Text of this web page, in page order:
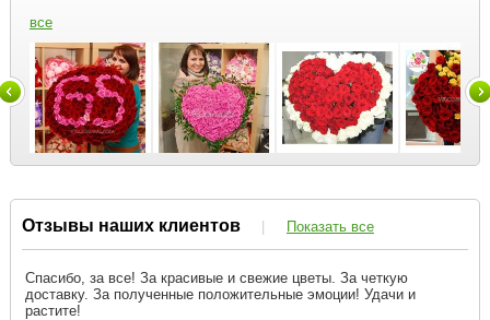
все
Отзывы наших клиентов | Показать все
Спасибо, за все! За красивые и свежие цветы. За четкую
доставку. За полученные положительные эмоции! Удачи и
растите!